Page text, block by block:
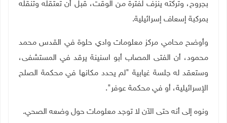
بجروح، وتركته ينزف لفترة من الوقت، قبل أن تعتقله وتنقله
بمركبة إسعاف إسرائيلية.
وأوضح محامي مركز معلومات وادي حلوة في القدس محمد
محمود، أن الفتى المصاب أبو اسنينة يرقد في المستشفى،
وستعقد له جلسة غيابية "لم يحدد مكانها في محكمة الصلح
الإسرائيلية، أو في محكمة عوفر".
ونوه إلى أنه حتى الآن لا توجد معلومات حول وضعه الصحي.